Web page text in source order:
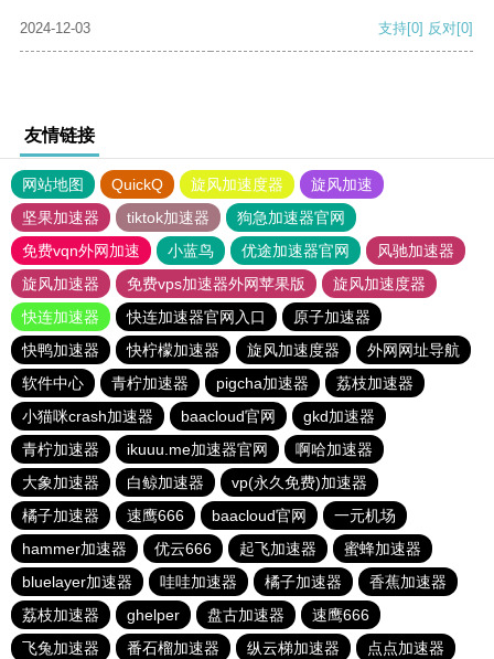
2024-12-03 支持[0] 反对[0]
友情链接
网站地图 QuickQ 旋风加速度器
旋风加速
坚果加速器
tiktok加速器
狗急加速器官网
免费vqn外网加速
小蓝鸟 优途加速器官网
风驰加速器
旋风加速器
免费vps加速器外网苹果版
旋风加速度器
快连加速器
快连加速器官网入口
原子加速器
快鸭加速器
快柠檬加速器 旋风加速度器
外网网址导航
软件中心
青柠加速器 pigcha加速器
荔枝加速器
小猫咪crash加速器
baacloud官网
gkd加速器
青柠加速器
ikuuu.me加速器官网
啊哈加速器
大象加速器
白鲸加速器
vp(永久免费)加速器
橘子加速器
速鹰666 baacloud官网
一元机场
hammer加速器
优云666 起飞加速器
蜜蜂加速器
bluelayer加速器
哇哇加速器 橘子加速器
香蕉加速器
荔枝加速器
ghelper 盘古加速器
速鹰666
飞兔加速器
番石榴加速器 纵云梯加速器 点点加速器